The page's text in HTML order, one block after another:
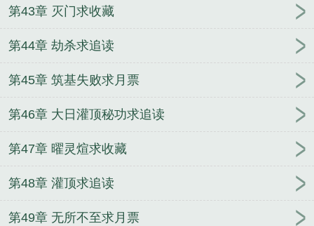
第43章 灭门求收藏
第44章 劫杀求追读
第45章 筑基失败求月票
第46章 大日灌顶秘功求追读
第47章 曜灵煊求收藏
第48章 灌顶求追读
第49章 无所不至求月票